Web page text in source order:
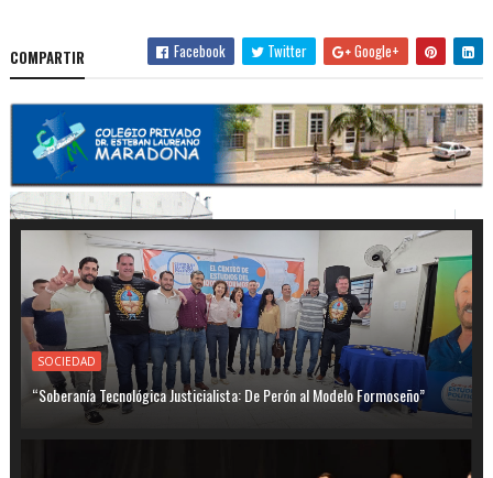
COMPARTIR Facebook Twitter Google+
SOCIEDAD
“Soberanía Tecnológica Justicialista: De Perón al Modelo Formoseño”